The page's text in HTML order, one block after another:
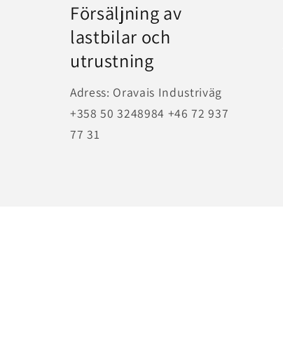
Försäljning av
lastbilar och
utrustning
Adress: Oravais Industriväg
+358 50 3248984 +46 72 937
77 31